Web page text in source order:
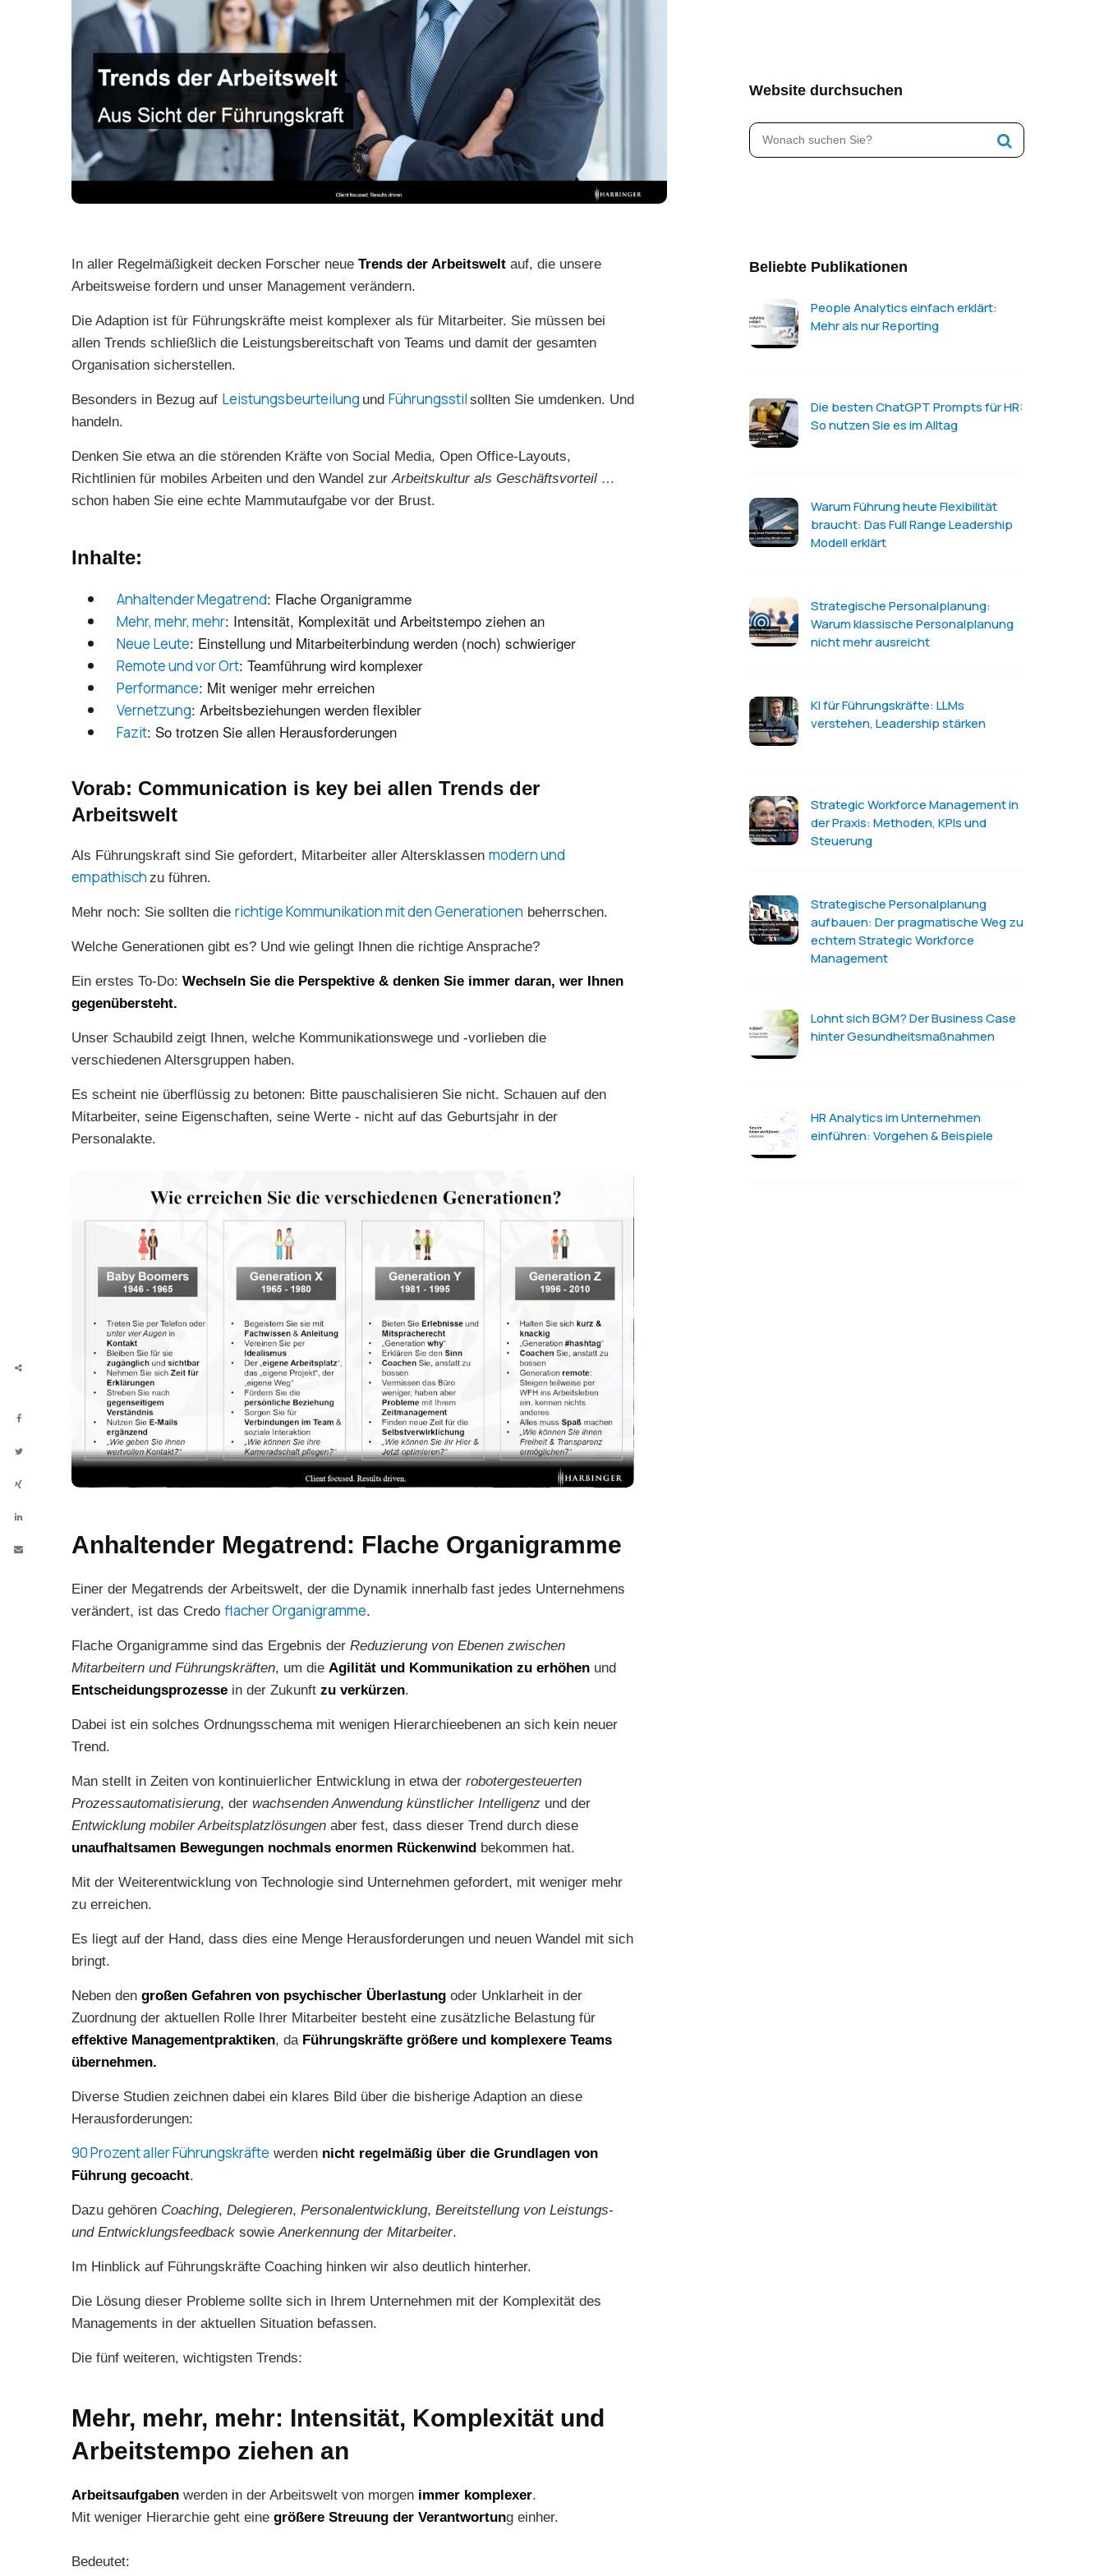
Strategic Workforce Management
In aller Regelmäßigkeit decken Forscher neue Trends der Arbeitswelt auf, die unsere
Arbeitsweise fordern und unser Management verändern.
Die Adaption ist für Führungskräfte meist komplexer als für Mitarbeiter. Sie müssen bei
allen Trends schließlich die Leistungsbereitschaft von Teams und damit der gesamten
Organisation sicherstellen.
Besonders in Bezug auf Leistungsbeurteilung und Führungsstil sollten Sie umdenken. Und
handeln.
Denken Sie etwa an die störenden Kräfte von Social Media, Open Office-Layouts,
Richtlinien für mobiles Arbeiten und den Wandel zurArbeitskultur als Geschäftsvorteil …
schon haben Sie eine echte Mammutaufgabe vor der Brust.
Inhalte:
Anhaltender Megatrend: Flache Organigramme
Mehr, mehr, mehr: Intensität, Komplexität und Arbeitstempo ziehen an
Neue Leute: Einstellung und Mitarbeiterbindung werden (noch) schwieriger
Remote und vor Ort: Teamführung wird komplexer
Performance: Mit weniger mehr erreichen
Vernetzung: Arbeitsbeziehungen werden flexibler
Fazit: So trotzen Sie allen Herausforderungen
Vorab: Communication is key bei allen Trends der
Arbeitswelt
Als Führungskraft sind Sie gefordert, Mitarbeiter aller Altersklassen modern und
empathisch zu führen.
Mehr noch: Sie sollten die richtige Kommunikation mit den Generationen beherrschen.
Welche Generationen gibt es? Und wie gelingt Ihnen die richtige Ansprache?
Ein erstes To-Do: Wechseln Sie die Perspektive & denken Sie immer daran, wer Ihnen
gegenübersteht.
Unser Schaubild zeigt Ihnen, welche Kommunikationswege und -vorlieben die
verschiedenen Altersgruppen haben.
Es scheint nie überflüssig zu betonen: Bitte pauschalisieren Sie nicht. Schauen auf den
Mitarbeiter, seine Eigenschaften, seine Werte - nicht auf das Geburtsjahr in der
Personalakte.
Anhaltender Megatrend: Flache Organigramme
Einer der Megatrends der Arbeitswelt, der die Dynamik innerhalb fast jedes Unternehmens
verändert, ist das Credo flacher Organigramme.
Flache Organigramme sind das Ergebnis der Reduzierung von Ebenen zwischen
Mitarbeitern und Führungskräften, um die Agilität und Kommunikation zu erhöhen und
Entscheidungsprozesse in der Zukunft zu verkürzen.
Dabei ist ein solches Ordnungsschema mit wenigen Hierarchieebenen an sich kein neuer
Trend.
Man stellt in Zeiten von kontinuierlicher Entwicklung in etwa der robotergesteuerten
Prozessautomatisierung, der wachsenden Anwendung künstlicher Intelligenz und der
Entwicklung mobiler Arbeitsplatzlösungen aber fest, dass dieser Trend durch diese
unaufhaltsamen Bewegungen nochmals enormen Rückenwind bekommen hat.
Mit der Weiterentwicklung von Technologie sind Unternehmen gefordert, mit weniger mehr
zu erreichen.
Es liegt auf der Hand, dass dies eine Menge Herausforderungen und neuen Wandel mit sich
bringt.
Neben den großen Gefahren von psychischer Überlastung oder Unklarheit in der
Zuordnung der aktuellen Rolle Ihrer Mitarbeiter besteht eine zusätzliche Belastung für
effektive Managementpraktiken, da Führungskräfte größere und komplexere Teams
übernehmen.
Diverse Studien zeichnen dabei ein klares Bild über die bisherige Adaption an diese
Herausforderungen:
90 Prozent aller Führungskräfte werden nicht regelmäßig über die Grundlagen von
Führung gecoacht.
Dazu gehören Coaching, Delegieren, Personalentwicklung, Bereitstellung von Leistungs-
und Entwicklungsfeedback sowie Anerkennung der Mitarbeiter.
Im Hinblick auf Führungskräfte Coaching hinken wir also deutlich hinterher.
Die Lösung dieser Probleme sollte sich in Ihrem Unternehmen mit der Komplexität des
Managements in der aktuellen Situation befassen.
Die fünf weiteren, wichtigsten Trends:
Mehr, mehr, mehr: Intensität, Komplexität und
Arbeitstempo ziehen an
Arbeitsaufgaben werden in der Arbeitswelt von morgen immer komplexer.
Mit weniger Hierarchie geht eine größere Streuung der Verantwortung einher.
Bedeutet:
Website durchsuchen
Beliebte Publikationen
People Analytics einfach erklärt:
Mehr als nur Reporting
Die besten ChatGPT Prompts für HR:
So nutzen Sie es im Alltag
Warum Führung heute Flexibilität
braucht: Das Full Range Leadership
Modell erklärt
Strategische Personalplanung:
Warum klassische Personalplanung
nicht mehr ausreicht
KI für Führungskräfte: LLMs
verstehen, Leadership stärken
Strategic Workforce Management in
der Praxis: Methoden, KPIs und
Steuerung
Strategische Personalplanung
aufbauen: Der pragmatische Weg zu
echtem Strategic Workforce
Management
Lohnt sich BGM? Der Business Case
hinter Gesundheitsmaßnahmen
HR Analytics im Unternehmen
einführen: Vorgehen & Beispiele